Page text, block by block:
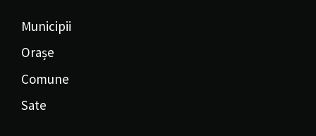
Municipii
Orașe
Comune
Sate